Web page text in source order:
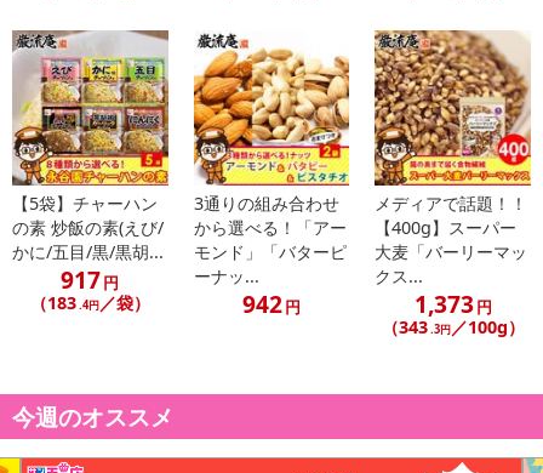
【5袋】チャーハン
の素 炒飯の素(えび/
かに/五目/黒/黒胡...
917円
（183.4円／袋）
3通りの組み合わせ
から選べる！「アー
モンド」「バターピ
ーナッ...
942円
メディアで話題！！
【400g】スーパー
大麦「バーリーマッ
クス...
1,373円
（343.3円／100g）
今週のオススメ